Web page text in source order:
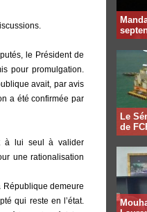
le Président de
pour promulgation.
avait, par avis
a été confirmée par
à lui seul à valider
une rationalisation
demeure
qui reste en l’état.
Le
de